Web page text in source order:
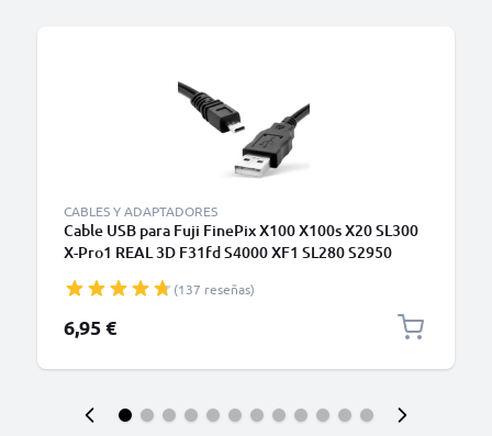
CABLES Y ADAPTADORES
Cable USB para Fuji FinePix X100 X100s X20 SL300
X-Pro1 REAL 3D F31fd S4000 XF1 SL280 S2950
USB B 2.0 de 1.5m negro PVC
(137 reseñas)
6,95 €